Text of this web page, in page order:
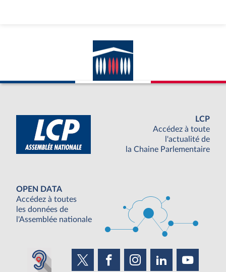
LCP
Accédez à toute
l'actualité de
la Chaine Parlementaire
OPEN DATA
Accédez à toutes
les données de
l'Assemblée nationale